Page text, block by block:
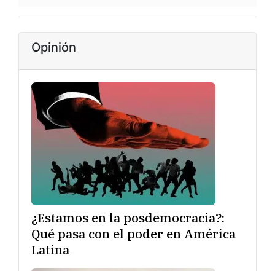
Opinión
¿Estamos en la posdemocracia?:
Qué pasa con el poder en América
Latina